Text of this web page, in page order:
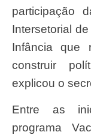
participação
Intersetorial
Infância que
construir
explicou o
Entre as iniciativas destacadas está o
programa